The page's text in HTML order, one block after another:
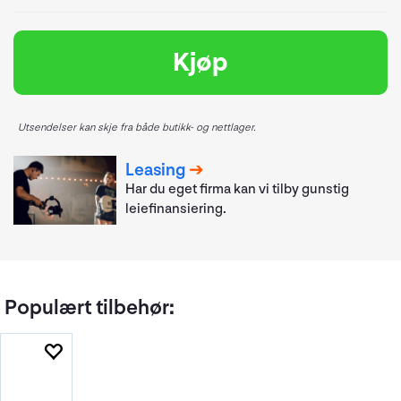
Kjøp
Utsendelser kan skje fra både butikk- og nettlager.
Leasing
Har du eget firma kan vi tilby gunstig
leiefinansiering.
Populært tilbehør: